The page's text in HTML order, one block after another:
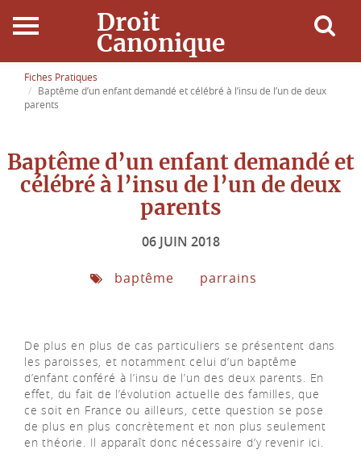
Droit
Canonique
Accueil
Ressources
Fiches Pratiques
Baptême d’un enfant demandé et célébré à l’insu de l’un de deux
parents
Baptême d’un enfant demandé et
célébré à l’insu de l’un de deux
parents
06 JUIN 2018
baptême parrains
De plus en plus de cas particuliers se présentent dans
les paroisses, et notamment celui d’un baptême
d’enfant conféré à l’insu de l’un des deux parents. En
effet, du fait de l’évolution actuelle des familles, que
ce soit en France ou ailleurs, cette question se pose
de plus en plus concrètement et non plus seulement
en théorie. Il apparaît donc nécessaire d’y revenir ici.